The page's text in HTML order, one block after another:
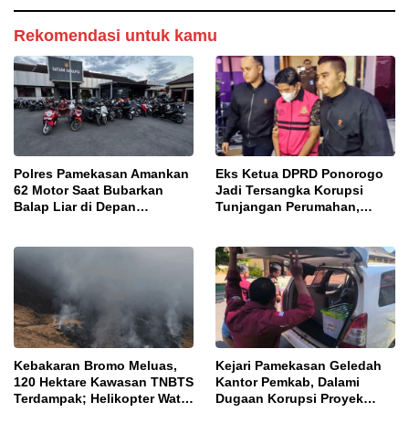
Rekomendasi untuk kamu
Polres Pamekasan Amankan
62 Motor Saat Bubarkan
Balap Liar di Depan
Eks Ketua DPRD Ponorogo
Jadi Tersangka Korupsi
Tunjangan Perumahan,
Kebakaran Bromo Meluas,
120 Hektare Kawasan TNBTS
Terdampak; Helikopter Water
Kejari Pamekasan Geledah
Kantor Pemkab, Dalami
Dugaan Korupsi Proyek